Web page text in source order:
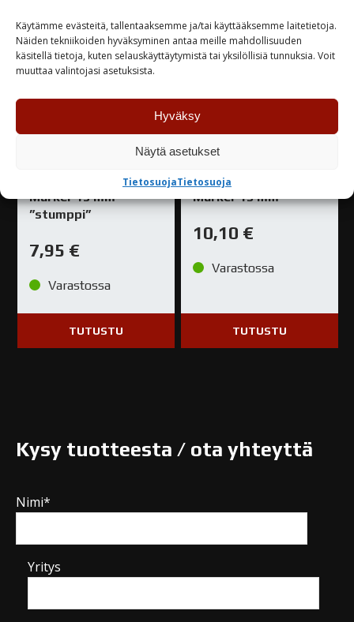
Käytämme evästeitä, tallentaaksemme ja/tai käyttääksemme laitetietoja.
Näiden tekniikoiden hyväksyminen antaa meille mahdollisuuden
käsitellä tietoja, kuten selauskäyttäytymistä tai yksilöllisiä tunnuksia. Voit
muuttaa valintojasi asetuksista.
Hyväksy
Näytä asetukset
TietosuojaTietosuoja
SPEEDFLOW™ 467PI
Marker 15 mm
”stumppi”
7,95 €
Varastossa
TUTUSTU
SPEEDFLOW™ 667PI
Marker 15 mm
10,10 €
Varastossa
TUTUSTU
Kysy tuotteesta / ota yhteyttä
Nimi*
Yritys